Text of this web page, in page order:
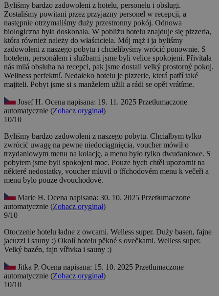
Byliśmy bardzo zadowoleni z hotelu, personelu i obsługi.
Zostaliśmy powitani przez przyjazny personel w recepcji, a
następnie otrzymaliśmy duży przestronny pokój. Odnowa
biologiczna była doskonała. W pobliżu hotelu znajduje się pizzeria,
która również należy do właściciela. Mój mąż i ja byliśmy
zadowoleni z naszego pobytu i chcielibyśmy wrócić ponownie. S
hotelem, personálem i službami jsme byli velice spokojeni. Přivítala
nás milá obsluha na recepci, pak jsme dostali velký prostorný pokoj.
Wellness perfektní. Nedaleko hotelu je pizzerie, která patří také
majiteli. Pobyt jsme si s manželem užili a rádi se opět vrátíme.
Josef H. Ocena napisana: 19. 11. 2025 Przetłumaczone
automatycznie (Zobacz oryginał)
10/10
Byliśmy bardzo zadowoleni z naszego pobytu. Chciałbym tylko
zwrócić uwagę na pewne niedociągnięcia, voucher mówił o
trzydaniowym menu na kolację, a menu było tylko dwudaniowe. S
pobytem jsme byli spokojeni moc. Pouze bych chtěl upozornit na
některé nedostatky, voucher mluvil o tříchodovém menu k večeři a
menu bylo pouze dvouchodové.
Marie H. Ocena napisana: 30. 10. 2025 Przetłumaczone
automatycznie (Zobacz oryginał)
9/10
Otoczenie hotelu ładne z owcami. Welless super. Duży basen, fajne
jacuzzi i sauny :) Okolí hotelu pěkné s ovečkami. Welless super.
Velký bazén, fajn vířivka i sauny :)
Jitka P. Ocena napisana: 15. 10. 2025 Przetłumaczone
automatycznie (Zobacz oryginał)
10/10